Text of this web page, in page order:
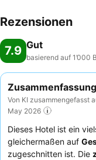
Rezensionen
7.9 Gut
basierend auf 1’000
Von KI zusammengefasst
May 2026
Dieses Hotel ist ein
gleichermaßen auf
zugeschnitten ist. Die